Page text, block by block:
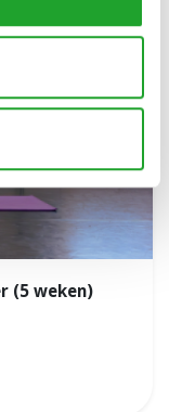
(5 weken)
& meer (5 weken)